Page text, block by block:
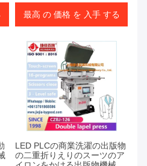
最高 の 価格 を 入手 する
LED PLCの商業洗濯の出版物
の二重折りえりのスーツのア